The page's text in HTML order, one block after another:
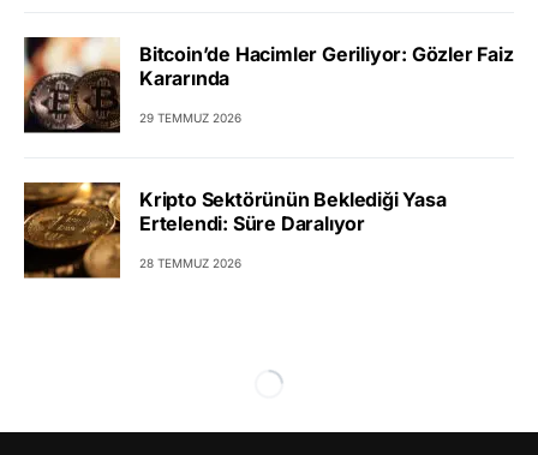
Bitcoin’de Hacimler Geriliyor: Gözler Faiz
Kararında
29 TEMMUZ 2026
Kripto Sektörünün Beklediği Yasa
Ertelendi: Süre Daralıyor
28 TEMMUZ 2026